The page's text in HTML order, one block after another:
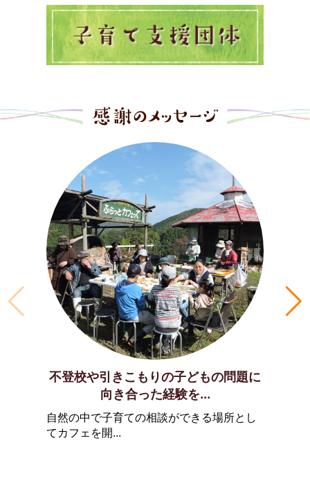
不登校や引きこもりの子どもの問題に
向き合った経験を...
自然の中で子育ての相談ができる場所とし
てカフェを開...